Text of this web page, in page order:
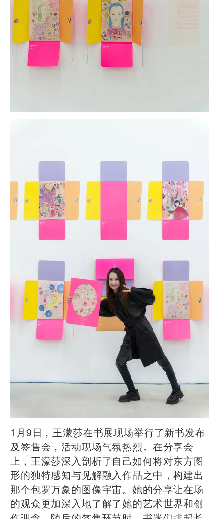
1月9日，王濛莎在书展现场举行了新书发布
及签售会，活动现场气氛热烈。在分享会
上，王濛莎深入剖析了自己如何将对东方图
形的独特感知与见解融入作品之中，构建出
那个包罗万象的图像宇宙。她的分享让在场
的观众更加深入地了解了她的艺术世界和创